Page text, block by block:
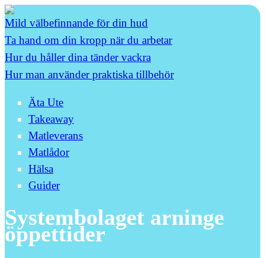
Mild välbefinnande för din hud
Ta hand om din kropp när du arbetar
Hur du håller dina tänder vackra
Hur man använder praktiska tillbehör
Äta Ute
Takeaway
Matleverans
Matlådor
Hälsa
Guider
Systembolaget arninge
öppettider